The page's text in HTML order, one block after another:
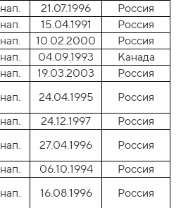
нап. 21.07.1996
Россия
нап. 15.04.1991
Россия
нап. 10.02.2000
Россия
нап. 04.09.1993
Канада
нап. 19.03.2003
Россия
нап. 24.04.1995
Россия
нап. 24.12.1997
Россия
нап. 27.04.1996
Россия
нап. 06.10.1994
Россия
нап. 16.08.1996
Россия